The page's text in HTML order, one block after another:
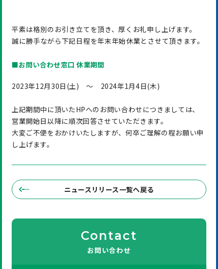
平素は格別のお引き立てを頂き、厚くお礼申し上げます。
誠に勝手ながら下記日程を年末年始休業とさせて頂きます。
■お問い合わせ窓口 休業期間
2023年12月30日(土) ～ 2024年1月4日(木)
上記期間中に頂いたHPへのお問い合わせにつきましては、
営業開始日以降に順次回答させていただきます。
大変ご不便をおかけいたしますが、何卒ご理解の程お願い申
し上げます。
ニュースリリース一覧へ戻る
Contact
お問い合わせ